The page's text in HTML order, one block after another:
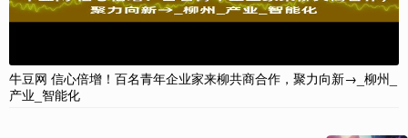
牛豆网 信心倍增！百名青年企业家来柳共商合作，聚力向新→_柳州_
产业_智能化